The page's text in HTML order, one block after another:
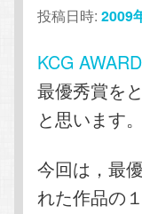
ン
テ
ン
へ
テ
ン
ツ
移
投稿日時:2009
KCG
最優秀賞を
と思います。
今回は，最
れた作品の